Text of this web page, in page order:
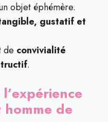
objet éphémère.
gustatif et
de convivialité
.
de